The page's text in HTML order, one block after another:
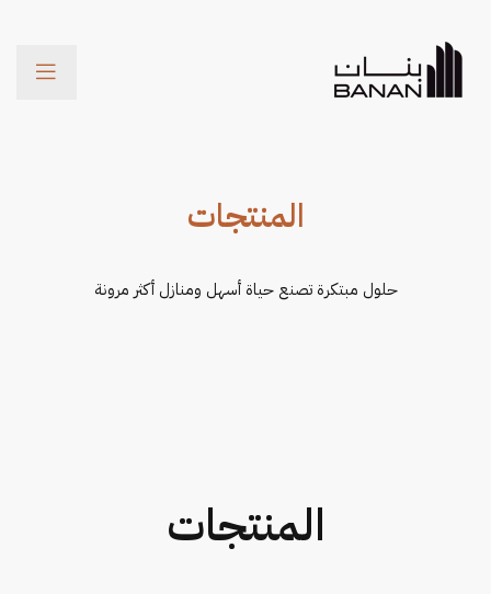
المنتجات
حلول مبتكرة تصنع حياة أسهل ومنازل أكثر مرونة
المنتجات